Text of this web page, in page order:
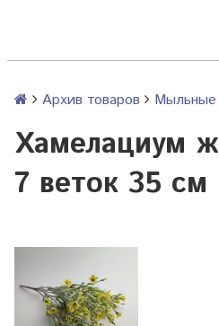
Архив товаров Мыльные
Хамелациум
7 веток 35 см